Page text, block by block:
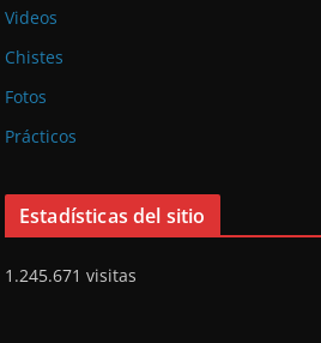
Videos
Chistes
Fotos
Prácticos
Estadísticas del sitio
1.245.671 visitas